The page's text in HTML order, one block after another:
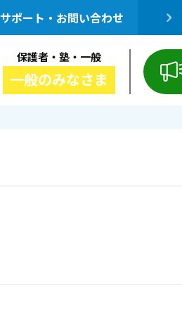
サポート・お問い合わせ
保護者・塾・一般
一般のみなさま